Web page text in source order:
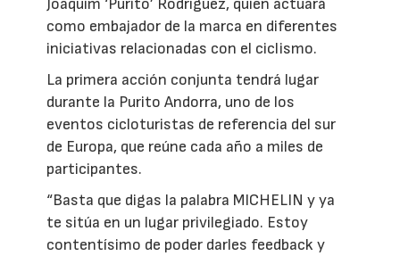
Joaquim ‘Purito’ Rodríguez, quien actuará
como embajador de la marca en diferentes
iniciativas relacionadas con el ciclismo.
La primera acción conjunta tendrá lugar
durante la Purito Andorra, uno de los
eventos cicloturistas de referencia del sur
de Europa, que reúne cada año a miles de
participantes.
“Basta que digas la palabra MICHELIN y ya
te sitúa en un lugar privilegiado. Estoy
contentísimo de poder darles feedback y